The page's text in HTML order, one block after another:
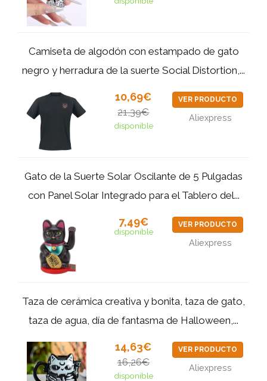
Camiseta de algodón con estampado de gato
negro y herradura de la suerte Social Distortion,...
10,69€
21,39€
disponible
VER PRODUCTO
Aliexpress
Gato de la Suerte Solar Oscilante de 5 Pulgadas
con Panel Solar Integrado para el Tablero del...
7,49€
disponible
VER PRODUCTO
Aliexpress
Taza de cerámica creativa y bonita, taza de gato,
taza de agua, día de fantasma de Halloween,...
14,63€
16,26€
disponible
VER PRODUCTO
Aliexpress